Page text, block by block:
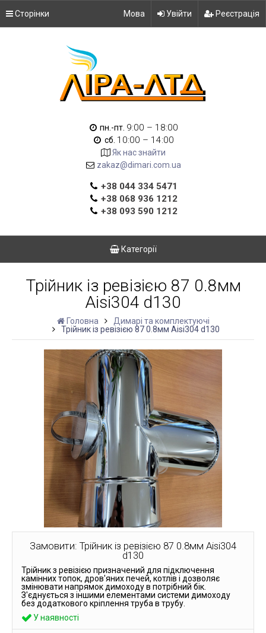
Сторінки Мова Увійти Реєстрація
пн.-пт. 9:00 – 18:00
сб. 10:00 – 14:00
Як нас знайти
zakaz@dimari.com.ua
+38 044 334 5471
+38 068 936 1212
+38 093 590 1212
Категорії
Трійник із ревізією 87 0.8мм
Aisi304 d130
Головна
Димарі та комплектуючі
Трійник із ревізією 87 0.8мм Aisi304 d130
Замовити: Трійник із ревізією 87 0.8мм Aisi304
d130
Трійник з ревізією призначений для підключення
камінних топок, дров'яних печей, котлів і дозволяє
змінювати напрямок димоходу в потрібний бік.
З'єднується з іншими елементами системи димоходу
без додаткового кріплення труба в трубу.
У наявності